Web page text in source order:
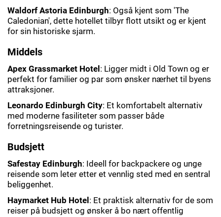
Waldorf Astoria Edinburgh: Også kjent som 'The
Caledonian', dette hotellet tilbyr flott utsikt og er kjent
for sin historiske sjarm.
Middels
Apex Grassmarket Hotel: Ligger midt i Old Town og er
perfekt for familier og par som ønsker nærhet til byens
attraksjoner.
Leonardo Edinburgh City: Et komfortabelt alternativ
med moderne fasiliteter som passer både
forretningsreisende og turister.
Budsjett
Safestay Edinburgh: Ideell for backpackere og unge
reisende som leter etter et vennlig sted med en sentral
beliggenhet.
Haymarket Hub Hotel : Et praktisk alternativ for de som
reiser på budsjett og ønsker å bo nært offentlig